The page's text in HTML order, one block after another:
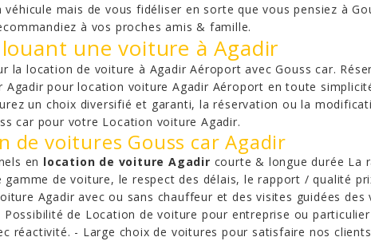
mais de vous fidéliser en sorte que vous pensiez à
à vos proches amis & famille.
une voiture à Agadir
la location de voiture à Agadir Aéroport avec Gouss car.
pour location voiture Agadir Aéroport en toute
un choix diversifié et garanti, la réservation ou la
car pour votre Location voiture Agadir.
de voitures Gouss car Agadir
en location de voiture Agadir courte & longue durée La
de voiture, le respect des délais, le rapport / qualité
Agadir avec ou sans chauffeur et des visites guidées
de Location de voiture pour entreprise ou
réactivité. - Large choix de voitures pour satisfaire nos